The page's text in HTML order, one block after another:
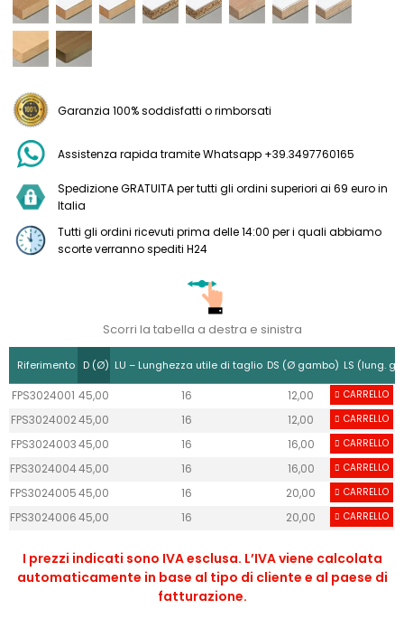
Garanzia 100% soddisfatti o rimborsati
Assistenza rapida tramite Whatsapp +39.3497760165
Spedizione GRATUITA per tutti gli ordini superiori ai 69 euro in
Italia
Tutti gli ordini ricevuti prima delle 14:00 per i quali abbiamo
scorte verranno spediti H24
Scorri la tabella a destra e sinistra
Riferimento D (Ø) LU – Lunghezza utile di taglio DS (Ø gambo) LS (lung.
FPS3024001 45,00 16 12,00 40
CARRELLO
FPS302400245,00 16 12,00 40
CARRELLO
FPS302400345,00 16 16,00 50
CARRELLO
FPS302400445,00 16 16,00 50
CARRELLO
FPS302400545,00 16 20,00 50
CARRELLO
FPS302400645,00 16 20,00 50
CARRELLO
I prezzi indicati sono IVA esclusa. L’IVA viene calcolata
automaticamente in base al tipo di cliente e al paese di
fatturazione.